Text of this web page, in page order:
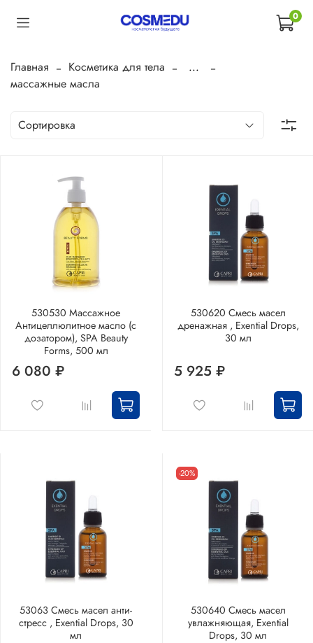
0
Главная Косметика для тела
...
массажные масла
530530 Массажное
Антицеллюлитное масло (с
дозатором), SPA Beauty
Forms, 500 мл
6 080 ₽
530620 Смесь масел
дренажная , Exential Drops,
30 мл
5 925 ₽
53063 Смесь масел анти-
стресс , Exential Drops, 30
мл
-20%
530640 Смесь масел
увлажняющая, Exential
Drops, 30 мл